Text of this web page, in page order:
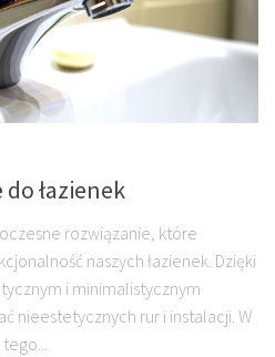
łazienek
rozwiązanie, które
naszych łazienek. Dzięki
i minimalistycznym
nieestetycznych rur i instalacji. W